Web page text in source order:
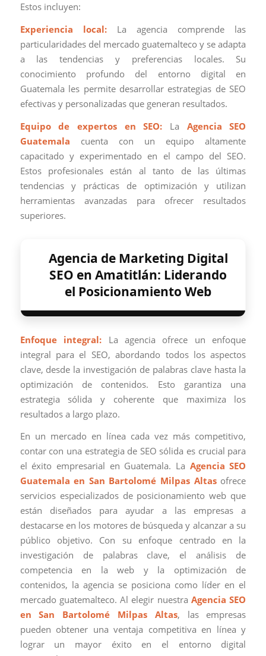
Estos incluyen:
Experiencia local:La agencia comprende las
particularidades del mercado guatemalteco y se adapta
a las tendencias y preferencias locales. Su
conocimiento profundo del entorno digital en
Guatemala les permite desarrollar estrategias de SEO
efectivas y personalizadas que generan resultados.
Equipo de expertos en SEO: La Agencia SEO
Guatemala cuenta con un equipo altamente
capacitado y experimentado en el campo del SEO.
Estos profesionales están al tanto de las últimas
tendencias y prácticas de optimización y utilizan
herramientas avanzadas para ofrecer resultados
superiores.
Agencia de Marketing Digital
SEO en Amatitlán: Liderando
el Posicionamiento Web
Enfoque integral: La agencia ofrece un enfoque
integral para el SEO, abordando todos los aspectos
clave, desde la investigación de palabras clave hasta la
optimización de contenidos. Esto garantiza una
estrategia sólida y coherente que maximiza los
resultados a largo plazo.
En un mercado en línea cada vez más competitivo,
contar con una estrategia de SEO sólida es crucial para
el éxito empresarial en Guatemala. La Agencia SEO
Guatemala en San Bartolomé Milpas Altasofrece
servicios especializados de posicionamiento web que
están diseñados para ayudar a las empresas a
destacarse en los motores de búsqueda y alcanzar a su
público objetivo. Con su enfoque centrado en la
investigación de palabras clave, el análisis de
competencia en la web y la optimización de
contenidos, la agencia se posiciona como líder en el
mercado guatemalteco. Al elegir nuestraAgencia SEO
en San Bartolomé Milpas Altas, las empresas
pueden obtener una ventaja competitiva en línea y
lograr un mayor éxito en el entorno digital